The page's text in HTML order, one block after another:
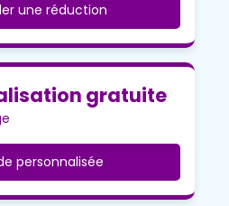
une réduction
gratuite
personnalisée